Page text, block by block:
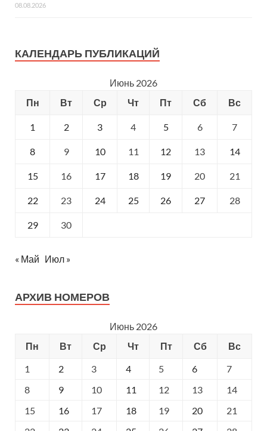
08.08.2026
КАЛЕНДАРЬ ПУБЛИКАЦИЙ
Июнь 2026
Пн
Вт Ср Чт Пт Сб Вс
1 2 3 4 5 6 7
8 9 10 11 12 13 14
15 16 17 18 19 20 21
22 23 24 25 26 27 28
29 30
« Май Июл »
АРХИВ НОМЕРОВ
Июнь 2026
Пн
Вт Ср Чт Пт Сб
Вс
1
2 3 4 5 6
7
8
9 10 11 12 13
14
15
16 17 18 19 20
21